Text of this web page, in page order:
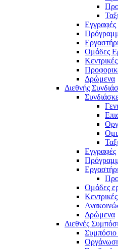
Εγγραφές
Ομάδες
Δρώμενα
Διεθνής
Εγγραφές
Ομάδες
Δρώμενα
Διεθνές